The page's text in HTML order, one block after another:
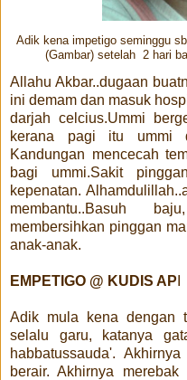
Adik kena impetigo seminggu
(Gambar) setelah 2 hari
Allahu Akbar..dugaan
ini demam dan masuk
darjah celcius.Ummi
kerana pagi itu ummi
Kandungan mencecah
bagi ummi.Sakit
kepenatan.
membantu..Basuh
membersihkan pinggan
anak-anak.
EMPETIGO @ KUDIS AP
Adik mula kena dengan
selalu garu, katanya
habbatussauda'.
berair. Akhirnya